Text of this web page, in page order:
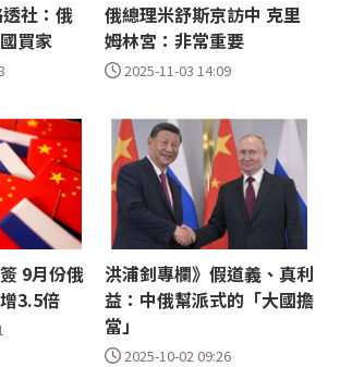
社：俄
買家
俄總理米舒斯京訪中 克里
姆林宮：非常重要
2025-11-03 14:09
9月份俄
3.5倍
洪浦釗專欄》假道義、真利
益：中俄幫派式的「大國擔
當」
2025-10-02 09:26